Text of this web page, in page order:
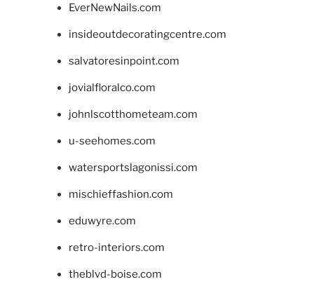
EverNewNails.com
insideoutdecoratingcentre.com
salvatoresinpoint.com
jovialfloralco.com
johnlscotthometeam.com
u-seehomes.com
watersportslagonissi.com
mischieffashion.com
eduwyre.com
retro-interiors.com
theblvd-boise.com